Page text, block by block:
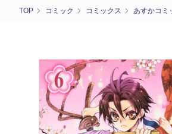
TOP コミック コミックス あすかコミ